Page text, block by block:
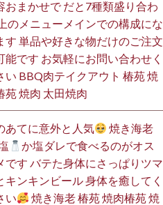
おまかせで だと7種類盛り合わ
のメニューメインでの構成にな
す 単品や好きな物だけのご注文
能です お気軽にお問い合わせく
い BBQ肉テイクアウト 椿苑 焼
苑 焼肉 太田焼肉
あてに意外と人気
焼き海老
か塩ダレで食べるのがオス
です バテた身体にさっぱりツマ
キンキンビール 身体を癒してく
い
焼き海老 椿苑 焼肉椿苑 焼